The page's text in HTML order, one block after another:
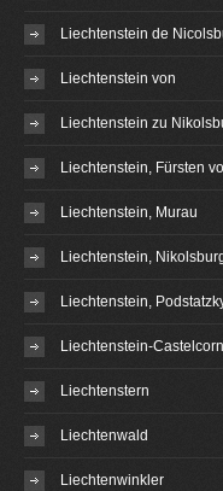
Liechtenstein de
Liechtenstein von
Liechtenstein zu
Liechtenstein, Fürsten
Liechtenstein, Murau
Liechtenstein,
Liechtenstein,
Liechtenstein-Castelcorn
Liechtenstern
Liechtenwald
Liechtenwinkler